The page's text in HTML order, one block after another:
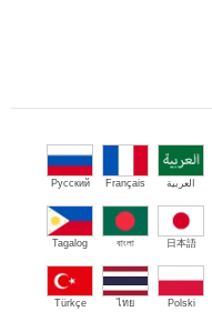
العربية Français
Русский
日本語
বাংলা
Tagalog
Polski
ไทย
Türkçe